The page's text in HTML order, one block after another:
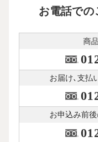
お電話での
商
お届け､支払
お申込み前